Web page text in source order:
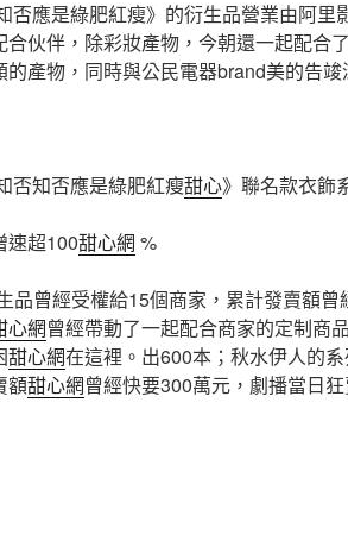
否應是綠肥紅瘦》的衍生品營業由阿
合伙伴，除彩妝產物，今朝還一起配合
的產物，同時與公民電器brand美的告
否知否應是綠肥紅瘦甜心》聯名款衣飾
速超100甜心網 %
品曾經受權給15個商家，累計發賣額
心網曾經帶動了一起配合商家的定制商
甜心網在這裡。出600本；秋水伊人的
額甜心網曾經快要300萬元，劇播當日